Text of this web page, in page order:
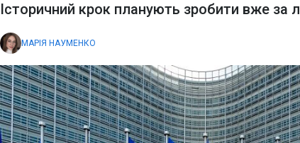
Історичний крок планують зробити вже за
МАРІЯ НАУМЕНКО